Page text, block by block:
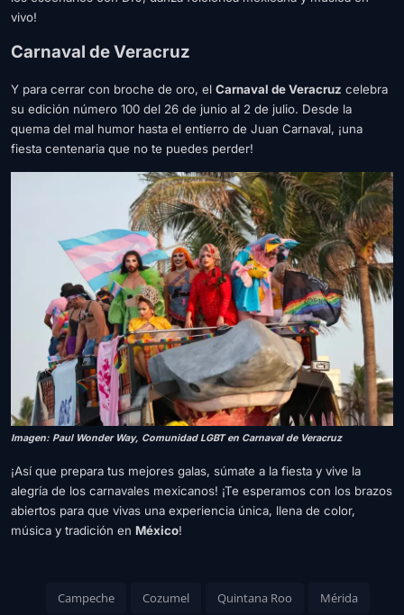
vivo!
Carnaval de Veracruz
Y para cerrar con broche de oro, el Carnaval de Veracruz celebra
su edición número 100 del 26 de junio al 2 de julio. Desde la
quema del mal humor hasta el entierro de Juan Carnaval, ¡una
fiesta centenaria que no te puedes perder!
Imagen: Paul Wonder Way, Comunidad LGBT en Carnaval de Veracruz
¡Así que prepara tus mejores galas, súmate a la fiesta y vive la
alegría de los carnavales mexicanos! ¡Te esperamos con los brazos
abiertos para que vivas una experiencia única, llena de color,
música y tradición en México!
Campeche Cozumel Quintana Roo Mérida